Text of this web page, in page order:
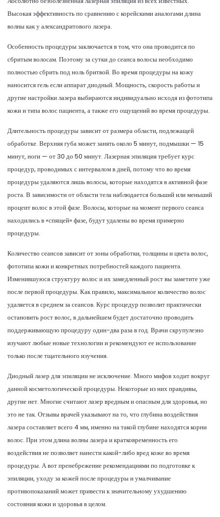
Высокая эффективность по сравнению с корейскими аналогами длина
волны как у александритового лазера.
Особенность процедуры заключается в том, что она проводится по
сбритым волосам. Поэтому за сутки до сеанса волосы необходимо
полностью сбрить под ноль бритвой. Во время процедуры на кожу
наносится гель если аппарат диодный. Мощность, скорость работы и
другие настройки лазера выбираются индивидуально исходя из фототипа
кожи и типа волос пациента, а также его ощущений во время процедуры.
Длительность процедуры зависит от размера области, подлежащей
обработке. Верхняя губа может занять около 5 минут, подмышки — 15
минут, ноги — от 30 до 50 минут. Лазерная эпиляция требует курс
процедур, проводимых с интервалом в дней, потому что во время
процедуры удаляются лишь волосы, которые находятся в активной фазе
роста. В зависимости от области тела наблюдается больший или меньший
процент волос в этой фазе. Волосы, которые на момент первого сеанса
находились в «спящей» фазе, будут удалены во время примерно
процедуры.
Количество сеансов зависит от зоны обработки, толщины и цвета волос,
фототипа кожи и конкретных потребностей каждого пациента.
Изменившуюся структуру волос и их замедленный рост вы заметите уже
после первой процедуры. Как правило, максимальное количество волос
удаляется в среднем за сеансов. Курс процедур позволит практически
остановить рост волос, в дальнейшем будет достаточно проводить
поддерживающую процедуру один-два раза в год. Врачи скрупулезно
изучают любые новые технологии и рекомендуют ее использование
только после тщательного изучения.
Диодный лазер для эпиляции не исключение. Много мифов ходит вокруг
данной косметологической процедуры. Некоторые из них правдивы,
другие нет. Многие считают лазер вредным и опасным для здоровья, но
это не так. Отзывы врачей указывают на то, что глубина воздействия
лазера составляет всего 4 мм, именно на такой глубине находятся корни
волос. При этом длина волны лазера и кратковременность его
воздействия не позволяет нанести какой-либо вред коже во время
процедуры. А вот пренебрежение рекомендациями по подготовке к
эпиляции, уходу за кожей после процедуры и умалчивание
противопоказаний может привести к значительному ухудшению
состояния кожи и здоровья в целом.